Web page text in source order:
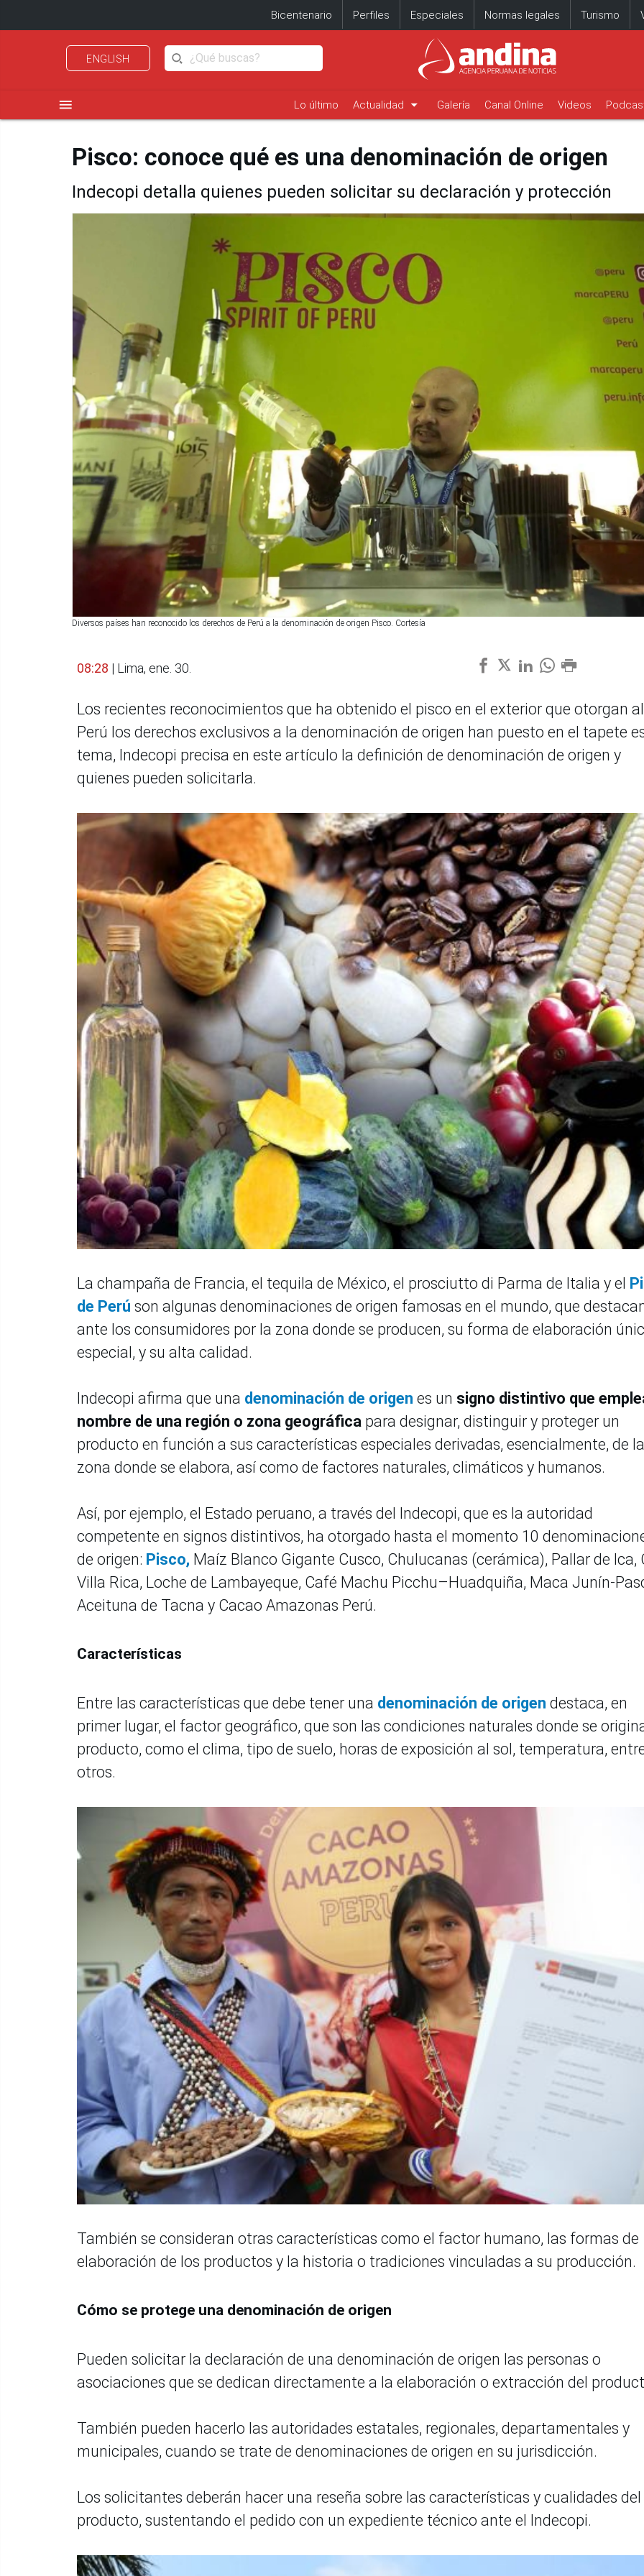
Bicentenario Perfiles Especiales Normas legales Turismo
ENGLISH
menu Lo último Actualidad arrow_drop_down Galería Canal Online Videos
Pisco: conoce qué es una denominación de origen
Indecopi detalla quienes pueden solicitar su declaración y protección
Diversos países han reconocido los derechos de Perú a la denominación de origen Pisco. Cortesía
08:28 | Lima, ene. 30.
Los recientes reconocimientos que ha obtenido el pisco en el exterior que otorgan al
Perú los derechos exclusivos a la denominación de origen han puesto en el tapete
tema, Indecopi precisa en este artículo la definición de denominación de origen y
quienes pueden solicitarla.
La champaña de Francia, el tequila de México, el prosciutto di Parma de Italia y el
de Perú son algunas denominaciones de origen famosas en el mundo, que
ante los consumidores por la zona donde se producen, su forma de elaboración
especial, y su alta calidad.
Indecopi afirma que una denominación de origen es un signo distintivo que
nombre de una región o zona geográfica para designar, distinguir y proteger un
producto en función a sus características especiales derivadas, esencialmente, de la
zona donde se elabora, así como de factores naturales, climáticos y humanos.
Así, por ejemplo, el Estado peruano, a través del Indecopi, que es la autoridad
competente en signos distintivos, ha otorgado hasta el momento 10
de origen: Pisco, Maíz Blanco Gigante Cusco, Chulucanas (cerámica), Pallar de Ica,
Villa Rica, Loche de Lambayeque, Café Machu Picchu–Huadquiña, Maca Junín-
Aceituna de Tacna y Cacao Amazonas Perú.
Características
Entre las características que debe tener una denominación de origen destaca, en
primer lugar, el factor geográfico, que son las condiciones naturales donde se
producto, como el clima, tipo de suelo, horas de exposición al sol, temperatura,
otros.
También se consideran otras características como el factor humano, las formas de
elaboración de los productos y la historia o tradiciones vinculadas a su producción.
Cómo se protege una denominación de origen
Pueden solicitar la declaración de una denominación de origen las personas o
asociaciones que se dedican directamente a la elaboración o extracción del
También pueden hacerlo las autoridades estatales, regionales, departamentales y
municipales, cuando se trate de denominaciones de origen en su jurisdicción.
Los solicitantes deberán hacer una reseña sobre las características y cualidades del
producto, sustentando el pedido con un expediente técnico ante el Indecopi.